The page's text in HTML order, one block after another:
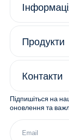
Продукти
Контакти
Підпишіться на
оновлення та